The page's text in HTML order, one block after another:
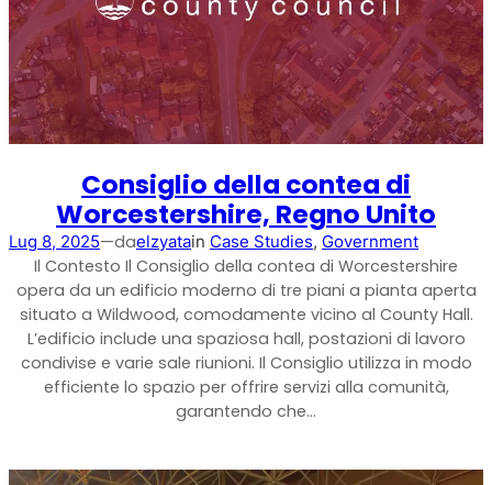
Ripetitore commerciale multioperatore
Ripetitore OS6
Operatore singolo. Ripetitore commerciale
Consiglio della contea di
Worcestershire, Regno Unito
Lug 8, 2025—daelzyatain Case Studies, Government
Il Contesto Il Consiglio della contea di Worcestershire
opera da un edificio moderno di tre piani a pianta aperta
situato a Wildwood, comodamente vicino al County Hall.
L’edificio include una spaziosa hall, postazioni di lavoro
condivise e varie sale riunioni. Il Consiglio utilizza in modo
efficiente lo spazio per offrire servizi alla comunità,
garantendo che…